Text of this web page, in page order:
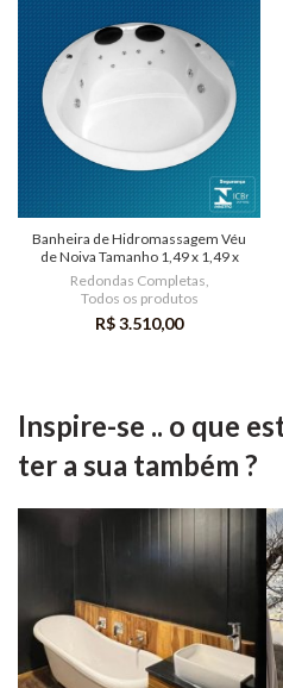
Banheira de Hidromassagem Véu
de Noiva Tamanho 1,49 x 1,49 x
0,40
Redondas Completas,
Todos os produtos
R$3.510,00
Inspire-se .. o que
ter a sua também ?